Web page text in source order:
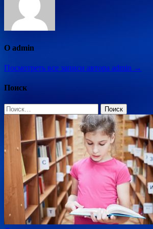
О admin
Посмотреть все записи автора admin →
Поиск
Найти: